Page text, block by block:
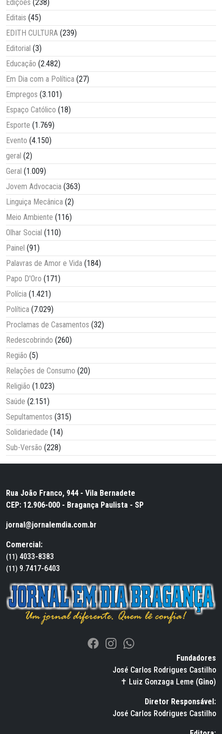
Edições (238)
Editais (45)
EDITH CULTURA (239)
Editorial (3)
Educação (2.482)
Em Dia com a Política (27)
Empregos (3.101)
Espaço Católico (18)
Esporte (1.769)
Evento (4.150)
geral (2)
Geral (1.009)
Jovem Advocacia (363)
Linguiça Mecânica (2)
Meio Ambiente (116)
Olhar Social (110)
Painel (91)
Palavras de Amor e Vida (184)
Papo D'Oro (171)
Polícia (1.421)
Política (7.029)
Proclamas de Casamentos (32)
Redescobrindo (260)
Região (5)
Relações de Consumo (20)
Religião (1.023)
Saúde (2.151)
Sepultamentos (315)
Solidariedade (14)
Sub-Versão (228)
Rua João Franco, 944 - Vila Bernadete
CEP: 12.906-000 - Bragança Paulista - SP
jornal@jornalemdia.com.br
Comercial:
(11) 4033-8383
(11) 9.7417-6403
Fundadores
José Carlos Rodrigues Castilho
✝ Luiz Gonzaga Leme (Gino)
Diretor Responsável:
José Carlos Rodrigues Castilho